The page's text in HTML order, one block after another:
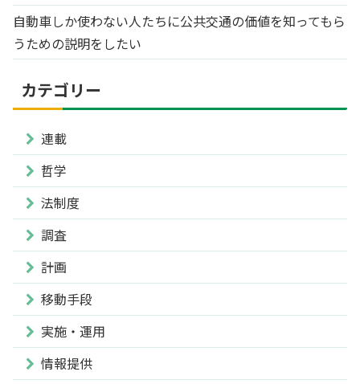
自動車しか使わない人たちに公共交通の価値を知ってもら
うための説明をしたい
カテゴリー
連載
哲学
法制度
調査
計画
移動手段
実施・運用
情報提供